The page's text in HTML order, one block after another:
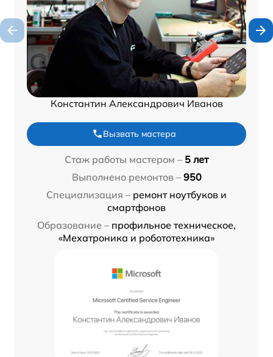
Константин Александрович Иванов
Вызвать мастера
Стаж работы мастером – 5 лет
Выполнено ремонтов – 950
Специализация – ремонт ноутбуков и
смартфонов
Образование – профильное техническое,
«Мехатроника и робототехника»